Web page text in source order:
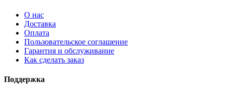
О нас
Доставка
Оплата
Пользовательское соглашение
Гарантия и обслуживание
Как сделать заказ
Поддержка